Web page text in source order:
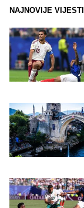
NAJNOVIJE VIJESTI